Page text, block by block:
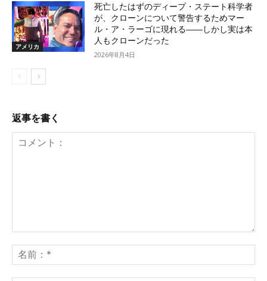
アメリカ
死亡したはずのディープ・ステート科学者
が、クローンについて警告するためマー
ル・ア・ラーゴに現れる――しかし実は本
人もクローンだった
2026年8月4日
返事を書く
ン
ト：
前
*